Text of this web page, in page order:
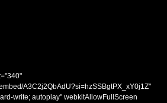
A3C2j2QbAdU?si=hzSSBgtPX_xY0j1Z"
write; autoplay" webkitAllowFullScreen